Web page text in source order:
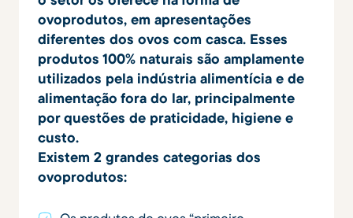
ovoprodutos, em apresentações
diferentes dos ovos com casca. Esses
produtos 100% naturais são amplamente
utilizados pela indústria alimentícia e de
alimentação fora do lar, principalmente
por questões de praticidade, higiene e
custo.
Existem 2 grandes categorias dos
ovoprodutos: